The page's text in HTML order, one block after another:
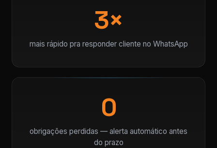
3×
mais rápido pra responder cliente no WhatsApp
0
obrigações perdidas — alerta automático antes
do prazo